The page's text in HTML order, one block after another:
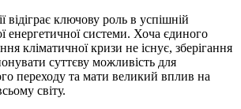
відіграє ключову роль в успішній
енергетичної системи. Хоча єдиного
кліматичної кризи не існує, зберігання
суттєву можливість для
переходу та мати великий вплив на
світу.